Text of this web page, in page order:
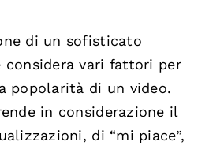
di un sofisticato
considera vari fattori per
popolarità di un video.
in considerazione il
di “mi piace”,